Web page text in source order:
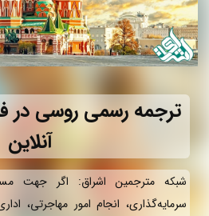
ترجمه رسمی روسی در
آنلاین
شبکه مترجمین اشراق: اگر جهت
سرمایه‌گذاری، انجام امور مهاجرتی،